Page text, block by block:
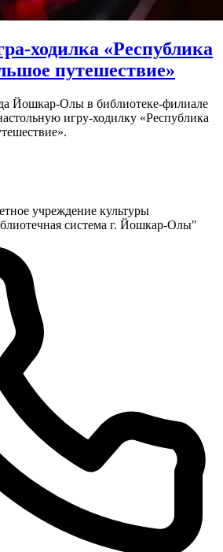
ходилка «Республика
путешествие»
Йошкар-Олы в библиотеке-филиале
игру-ходилку «Республика
учреждение культуры
система г. Йошкар-Олы"